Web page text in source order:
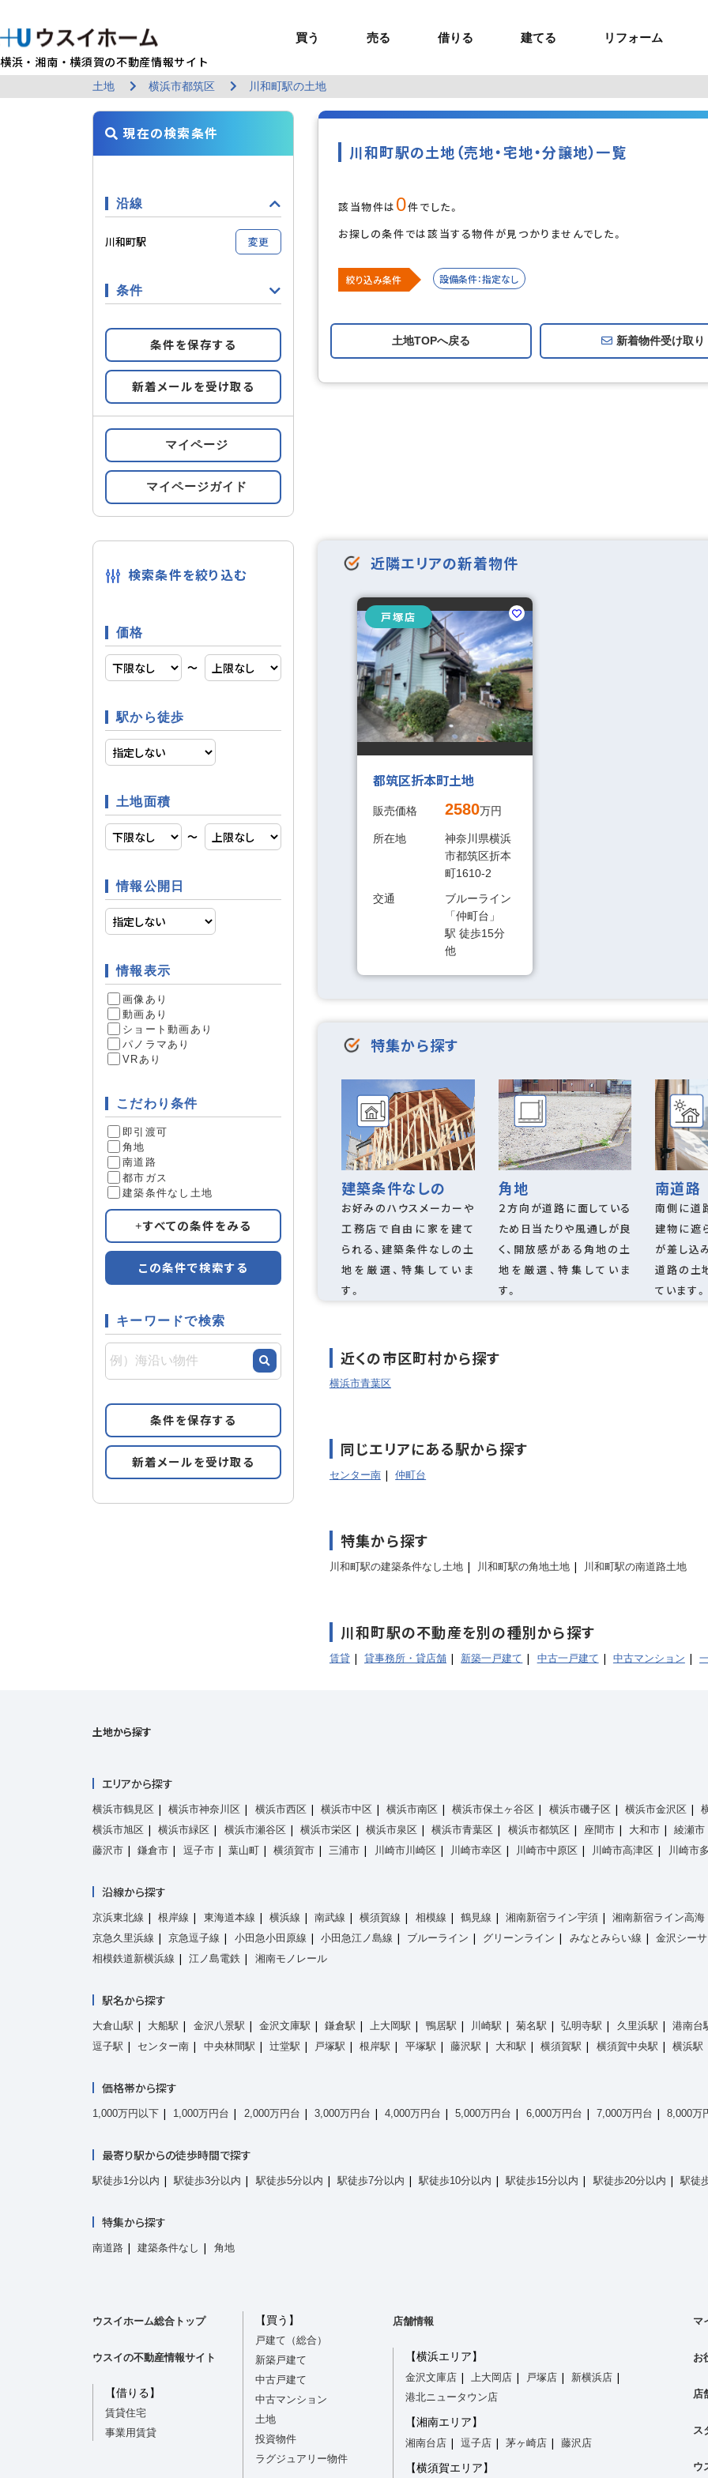
横浜・湘南・横須賀の不動産情報サイト
買う
BUY
買う 戸建て（総合）
新築戸建て
土地
投資物件
ラグジュアリー物件
売る
SELL
売る 売るTOP
建物状況調査
レントホーム
借りる
RENT
借りる 賃貸住宅TOP
エリアから探す
エリアから探す
路線から探す
建てる
U-CASA
建てる 建てるTOP
U-nifty（定額制注文住宅）
Kit-U（高性能企画住宅）
ウスイホームの家づくり
施工事例
お問い合わせ
リフォーム
REFORM
リフォーム リフォームTOP
ウスイのリフォームの魅力
ショールーム
リフォームの流れ
MANAGEMENT
貸す 貸すTOP
お悩み解決
セミナー・講座
オーナー様へ
COMPANY INFO
企業情報 企業情報TOP
店舗情報
土地 横浜市都筑区 川和町駅の土地
現在の検索条件
沿線
川和町駅 変更
条件
条件を保存する
新着メールを受け取る
マイページ
マイページガイド
川和町駅の土地（売地・宅地・分譲地）一覧
該当物件は 0件でした。
お探しの条件では該当する物件が見つかりませんでした。
絞り込み条件 設備条件：指定なし
土地TOPへ戻る 新着物件受け取り
検索条件を絞り込む
価格
〜
駅から徒歩
土地面積
〜
情報公開日
情報表示
画像あり
動画あり
ショート動画あり
パノラマあり
VRあり
こだわり条件
即引渡可
角地
南道路
都市ガス
建築条件なし土地
すべての条件をみる
この条件で検索する
キーワードで検索
条件を保存する
新着メールを受け取る
設備 都市ガス
建物構造
条件
土地条件 建築条件なし土地
見つかりました。
近隣エリアの新着物件
戸塚店
都筑区折本町土地
販売価格 2580万円
所在地
神奈川県横浜
市都筑区折本
町1610-2
交通
ブルーライン
「仲町台」
駅 徒歩15分
他
特集から探す
建築条件なしの
お好みのハウスメーカーや
工務店で自由に家を建て
られる、建築条件なしの土
地を厳選、特集していま
す。
角地
２方向が道路に面している
ため日当たりや風通しが良
く、開放感がある角地の土
地を厳選、特集していま
す。
南道路
南側に道
建物に遮
が差し込
道路の土
ています。
近くの市区町村から探す
横浜市青葉区
同じエリアにある駅から探す
センター南 仲町台
特集から探す
川和町駅の建築条件なし土地 川和町駅の角地土地 川和町駅の南道路土地
川和町駅の不動産を別の種別から探す
賃貸 貸事務所・貸店舗 新築一戸建て 中古一戸建て 中古マンション
土地から探す
エリアから探す
横浜市鶴見区 横浜市神奈川区 横浜市西区 横浜市中区 横浜市南区 横浜市保土ヶ谷区 横浜市磯子区 横浜市金沢区
横浜市旭区
横浜市緑区 横浜市瀬谷区 横浜市栄区 横浜市泉区 横浜市青葉区 横浜市都筑区 座間市 大和市
綾瀬市
藤沢市
鎌倉市 逗子市 葉山町 横須賀市 三浦市 川崎市川崎区 川崎市幸区 川崎市中原区 川崎市高津区 川崎市
沿線から探す
京浜東北線 根岸線 東海道本線 横浜線 南武線 横須賀線 相模線 鶴見線 湘南新宿ライン宇須
湘南新宿ライン高海
京急久里浜線
京急逗子線 小田急小田原線 小田急江ノ島線 ブルーライン グリーンライン みなとみらい線
金沢シー
相模鉄道新横浜線
江ノ島電鉄 湘南モノレール
駅名から探す
大倉山駅 大船駅 金沢八景駅 金沢文庫駅 鎌倉駅 上大岡駅 鴨居駅 川崎駅 菊名駅 弘明寺駅 久里浜駅
港南台
逗子駅
センター南 中央林間駅 辻堂駅 戸塚駅 根岸駅 平塚駅 藤沢駅 大和駅 横須賀駅 横須賀中央駅 横浜駅
価格帯から探す
1,000万円以下 1,000万円台 2,000万円台 3,000万円台 4,000万円台 5,000万円台 6,000万円台 7,000万円台 8,000万
最寄り駅からの徒歩時間で探す
駅徒歩1分以内 駅徒歩3分以内 駅徒歩5分以内 駅徒歩7分以内 駅徒歩10分以内 駅徒歩15分以内 駅徒歩20分以内 駅徒
特集から探す
南道路 建築条件なし 角地
ウスイホーム総合トップ
ウスイの不動産情報サイト
【借りる】
賃貸住宅
事業用賃貸
【買う】
戸建て（総合）
新築戸建て
中古戸建て
中古マンション
土地
投資物件
ラグジュアリー物件
店舗情報
【横浜エリア】
金沢文庫店 上大岡店 戸塚店
新横浜店
港北ニュータウン店
【湘南エリア】
湘南台店 逗子店 茅ヶ崎店 藤沢店
【横須賀エリア】
マ
お
店
ス
ウ